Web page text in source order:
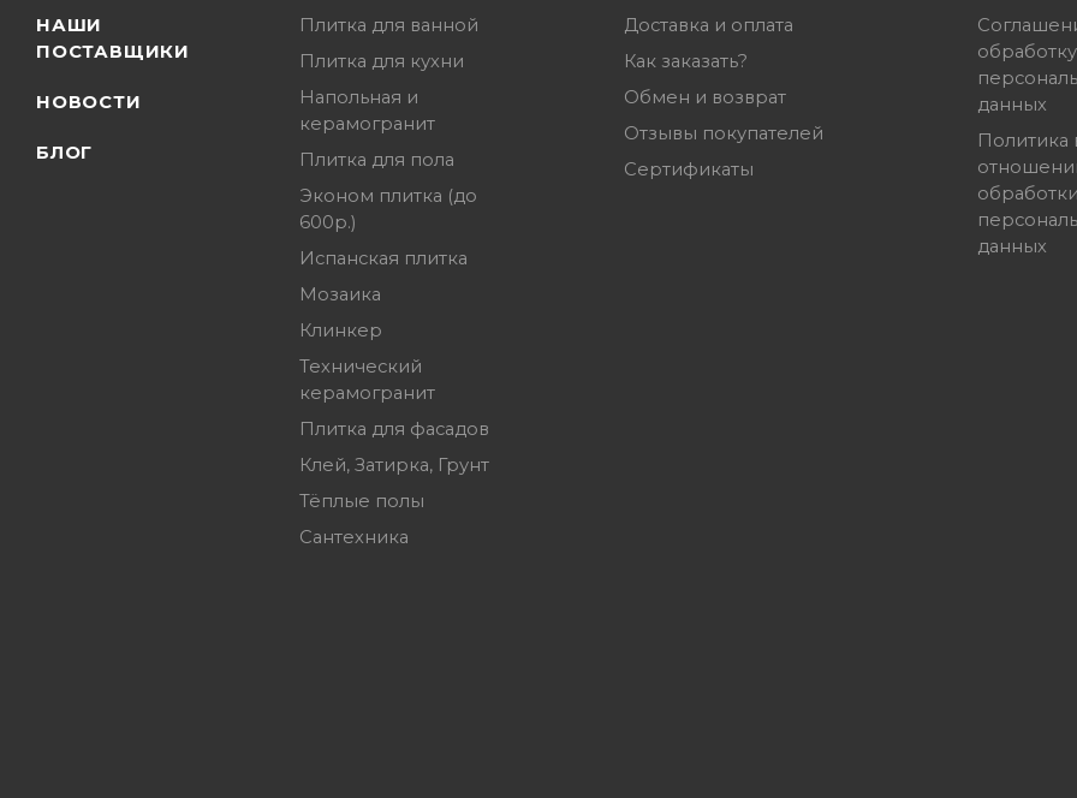
НАШИ
ПОСТАВЩИКИ
НОВОСТИ
БЛОГ
Плитка для ванной
Плитка для кухни
Напольная и
керамогранит
Плитка для пола
Эконом плитка (до
600р.)
Испанская плитка
Мозаика
Клинкер
Технический
керамогранит
Плитка для фасадов
Клей, Затирка, Грунт
Тёплые полы
Сантехника
Доставка и оплата
Как заказать?
Обмен и возврат
Отзывы покупателей
Сертификаты
обработку
данных
Политика
обработки
данных